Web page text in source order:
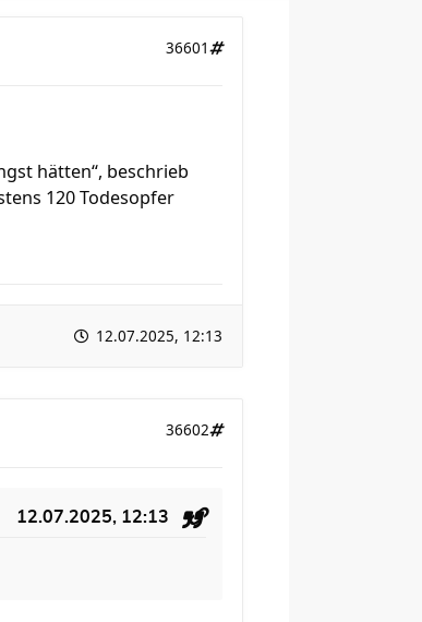
36601
hätten“, beschrieb
120 Todesopfer
12.07.2025, 12:13
36602
12.07.2025, 12:13